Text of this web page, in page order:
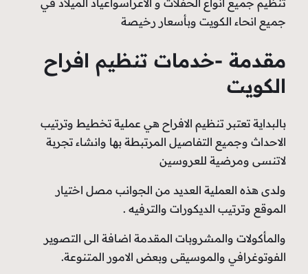
تنظيم جميع انواع الحفلات و الاعراسواعياد الميلاد في
جميع انحاء الكويت وبأسعار رخيصة
مقدمة -خدمات تنظيم افراح
الكويت
بالبداية تعتبر تنظيم الافراح هي عملية تخطيط وترتيب
الاحداث وجميع التفاصيل المرتبطة بها وانشاء تجربة
لاتنسى ومرضية للعروسين
ولدى هذه العملية العديد من الجوانب مصل اختيار
الموقع وترتيب الديكورات والترفيه .
والمأكولات والمشروبات المقدمة اضافة الى التصوير
الفوتوغرافي والموسيقى وبعض الامور المتنوعة.